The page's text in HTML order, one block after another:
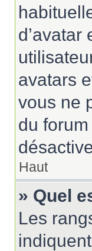
avatars
vous ne
du
Haut
» Quel
Les